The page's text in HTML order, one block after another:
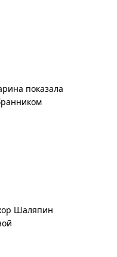
показала
Шаляпин